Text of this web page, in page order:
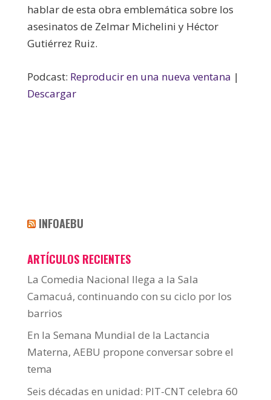
hablar de esta obra emblemática sobre los
asesinatos de Zelmar Michelini y Héctor
Gutiérrez Ruiz.
Podcast: Reproducir en una nueva ventana |
Descargar
INFOAEBU
ARTÍCULOS RECIENTES
La Comedia Nacional llega a la Sala
Camacuá, continuando con su ciclo por los
barrios
En la Semana Mundial de la Lactancia
Materna, AEBU propone conversar sobre el
tema
Seis décadas en unidad: PIT-CNT celebra 60